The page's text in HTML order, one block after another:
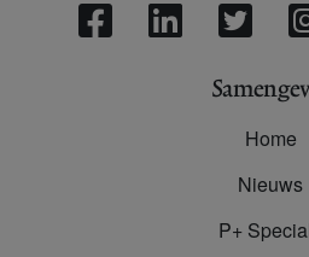
Home
Nieuws
P+